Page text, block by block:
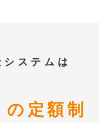
ステムは
定額制